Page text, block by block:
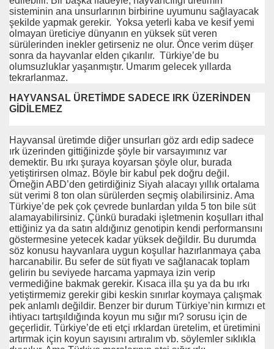
sisteminin ana unsurlarının birbirine uyumunu sağlayacak
şekilde yapmak gerekir. Yoksa yeterli kaba ve kesif yemi
olmayan üreticiye dünyanın en yüksek süt veren
sürülerinden inekler getirseniz ne olur. Önce verim düşer
sonra da hayvanlar elden çıkarılır. Türkiye’de bu
olumsuzluklar yaşanmıştır. Umarım gelecek yıllarda
tekrarlanmaz.
HAYVANSAL ÜRETİMDE SADECE IRK ÜZERİNDEN
GİDİLEMEZ
Hayvansal üretimde diğer unsurları göz ardı edip sadece
ırk üzerinden gittiğinizde şöyle bir varsayımınız var
demektir. Bu ırkı şuraya koyarsan şöyle olur, burada
yetiştirirsen olmaz. Böyle bir kabul pek doğru değil.
Örneğin ABD’den getirdiğiniz Siyah alacayı yıllık ortalama
süt verimi 8 ton olan sürülerden seçmiş olabilirsiniz. Ama
Türkiye’de pek çok çevrede bunlardan yılda 5 ton bile süt
alamayabilirsiniz. Çünkü buradaki işletmenin koşulları ithal
ettiğiniz ya da satın aldığınız genotipin kendi performansını
göstermesine yetecek kadar yüksek değildir. Bu durumda
söz konusu hayvanlara uygun koşullar hazırlanmaya çaba
harcanabilir. Bu sefer de süt fiyatı ve sağlanacak toplam
gelirin bu seviyede harcama yapmaya izin verip
vermediğine bakmak gerekir. Kısaca illa şu ya da bu ırkı
yetiştirmemiz gerekir gibi keskin sınırlar koymaya çalışmak
pek anlamlı değildir. Benzer bir durum Türkiye’nin kırmızı et
ihtiyacı tartışıldığında koyun mu sığır mı? sorusu için de
geçerlidir. Türkiye’de eti etçi ırklardan üretelim, et üretimini
artırmak için koyun sayısını artıralım vb. söylemler sıklıkla